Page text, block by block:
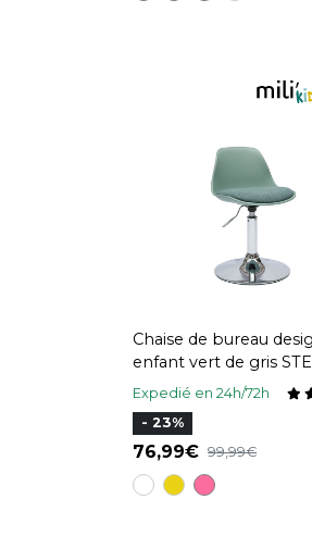
Chaise de bureau
enfant vert de gris
Expedié en 24h/72h
- 23%
76,99 99,99